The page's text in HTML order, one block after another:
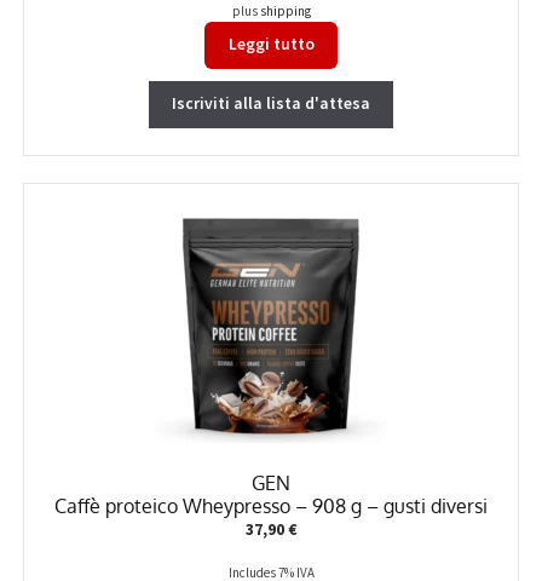
plus shipping
Leggi tutto
Iscriviti alla lista d'attesa
GEN
Caffè proteico Wheypresso – 908 g – gusti diversi
37,90€
Includes 7% IVA